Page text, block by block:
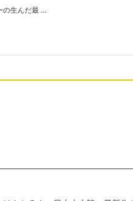
の生んだ最 …